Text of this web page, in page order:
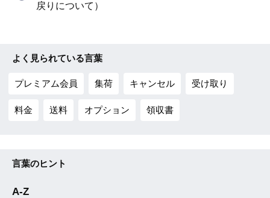
戻りについて）
よく見られている言葉
プレミアム会員 集荷 キャンセル 受け取り
料金 送料 オプション 領収書
言葉のヒント
A-Z